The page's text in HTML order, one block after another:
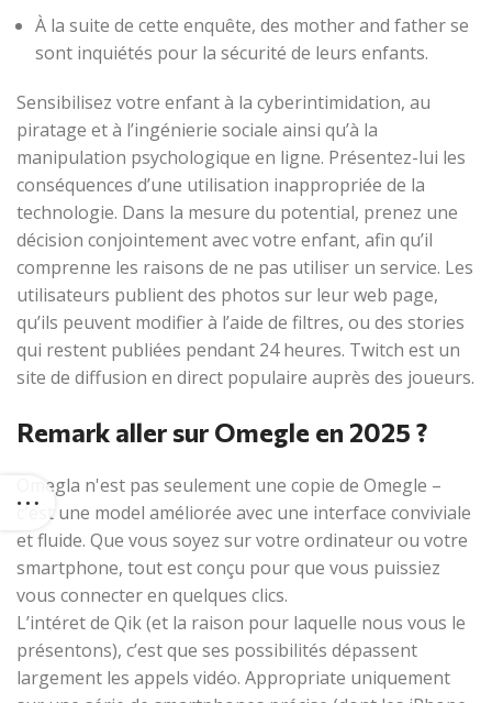
À la suite de cette enquête, des mother and father se
sont inquiétés pour la sécurité de leurs enfants.
Sensibilisez votre enfant à la cyberintimidation, au
piratage et à l’ingénierie sociale ainsi qu’à la
manipulation psychologique en ligne. Présentez-lui les
conséquences d’une utilisation inappropriée de la
technologie. Dans la mesure du potential, prenez une
décision conjointement avec votre enfant, afin qu’il
comprenne les raisons de ne pas utiliser un service. Les
utilisateurs publient des photos sur leur web page,
qu’ils peuvent modifier à l’aide de filtres, ou des stories
qui restent publiées pendant 24 heures. Twitch est un
site de diffusion en direct populaire auprès des joueurs.
Remark aller sur Omegle en 2025 ?
Omegla n'est pas seulement une copie de Omegle –
c'est une model améliorée avec une interface conviviale
et fluide. Que vous soyez sur votre ordinateur ou votre
smartphone, tout est conçu pour que vous puissiez
vous connecter en quelques clics.
L’intéret de Qik (et la raison pour laquelle nous vous le
présentons), c’est que ses possibilités dépassent
largement les appels vidéo. Appropriate uniquement